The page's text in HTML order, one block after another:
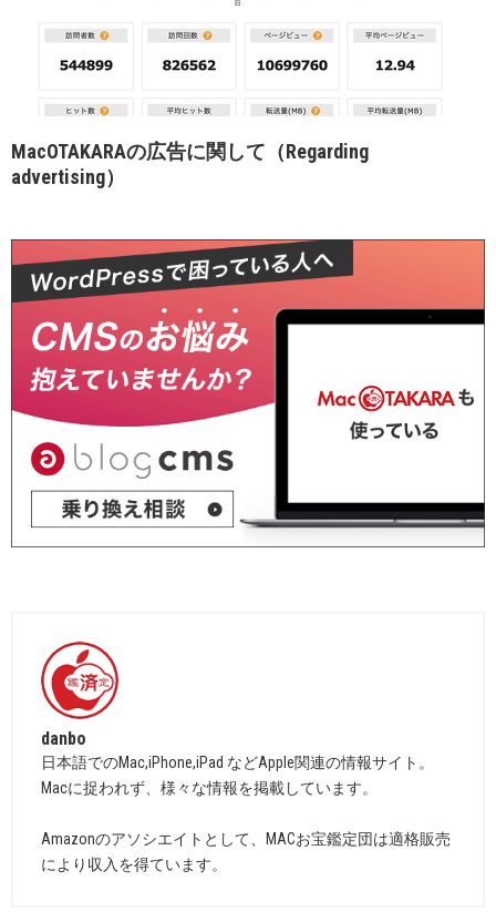
MacOTAKARAの広告に関して（Regarding
advertising）
danbo
日本語でのMac,iPhone,iPad などApple関連の情報サイト。
Macに捉われず、様々な情報を掲載しています。
Amazonのアソシエイトとして、MACお宝鑑定団は適格販売
により収入を得ています。